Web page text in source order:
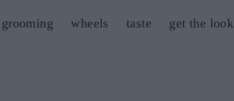
grooming wheels taste get the look